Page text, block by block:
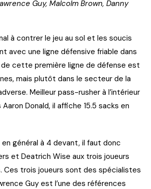
Guy, Malcolm Brown, Danny
à contrer le jeu au sol et les soucis
avec une ligne défensive friable dans
cette première ligne de défense est
mais plutôt dans le secteur de la
Meilleur pass-rusher à l’intérieur
Aaron Donald, il affiche 15.5 sacks en
général à 4 devant, il faut donc
et Deatrich Wise aux trois joueurs
Ces trois joueurs sont des spécialistes
Guy est l’une des références